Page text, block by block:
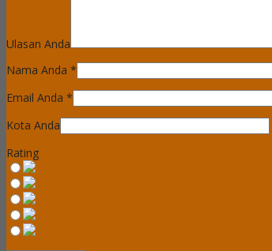
Ulasan Anda
Nama Anda *
Email Anda *
Kota Anda
Rating